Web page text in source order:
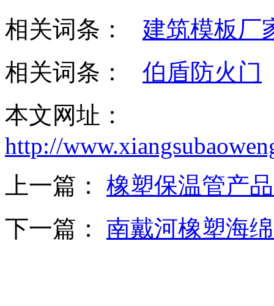
相关词条： 建筑模板厂
相关词条： 伯盾防火门
本文网址：
http://
上一篇： 橡塑保温管产
下一篇： 南戴河橡塑海